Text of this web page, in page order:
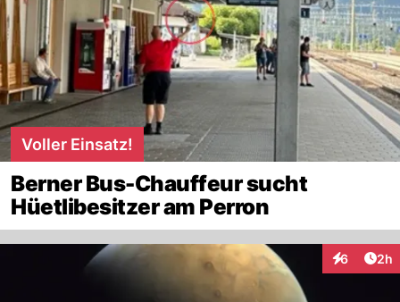
Voller Einsatz!
Berner Bus-Chauffeur sucht
Hüetlibesitzer am Perron
6 2h